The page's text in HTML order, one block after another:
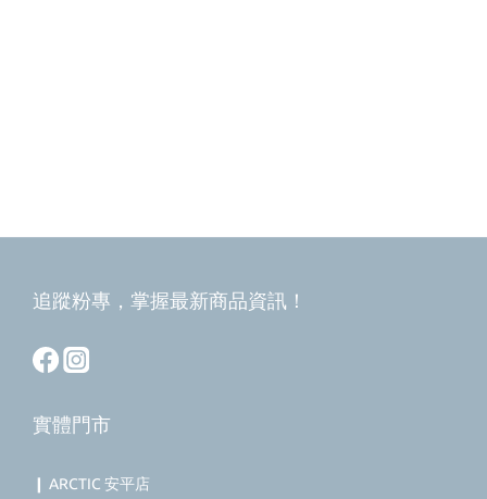
追蹤粉專，掌握最新商品資訊！
實體門市
❙ ARCTIC 安平店